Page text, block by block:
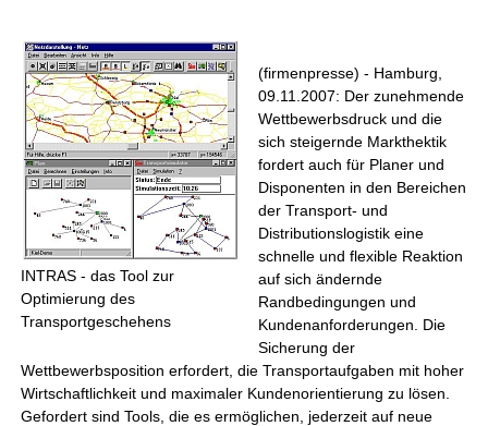
INTRAS - das Tool zur
Optimierung des
Transportgeschehens
(firmenpresse) - Hamburg,
09.11.2007: Der zunehmende
Wettbewerbsdruck und die
sich steigernde Markthektik
fordert auch für Planer und
Disponenten in den Bereichen
der Transport- und
Distributionslogistik eine
schnelle und flexible Reaktion
auf sich ändernde
Randbedingungen und
Kundenanforderungen. Die
Sicherung der
Wettbewerbsposition erfordert, die Transportaufgaben mit hoher
Wirtschaftlichkeit und maximaler Kundenorientierung zu lösen.
Gefordert sind Tools, die es ermöglichen, jederzeit auf neue